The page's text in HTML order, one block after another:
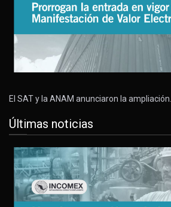
El SAT y la ANAM anunciaron la ampliación…
Últimas noticias